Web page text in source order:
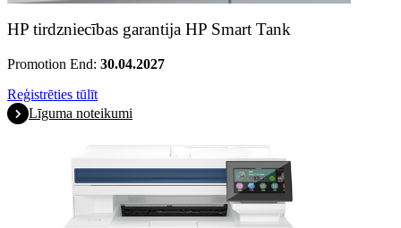
HP tirdzniecības garantija HP Smart Tank
Promotion End: 30.04.2027
Reģistrēties tūlīt
Līguma noteikumi